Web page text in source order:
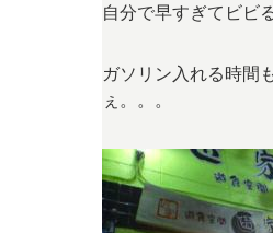
自分で早すぎてビビる
ガソリン入れる時間
ぇ。。。